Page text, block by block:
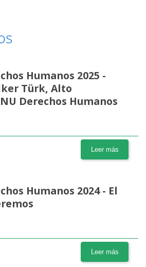
Humanos 2025 -
Türk, Alto
Derechos Humanos
Leer más
Humanos 2024 - El
Leer más